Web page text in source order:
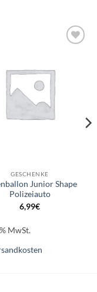
GESCHENKE
Junior Shape
Polizeiauto
6,99€
MwSt.